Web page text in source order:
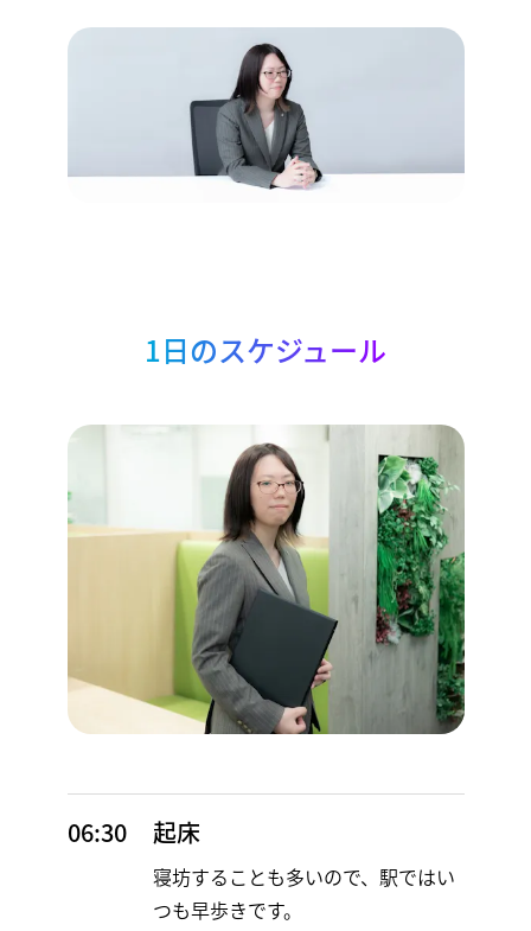
1日のスケジュール
06:30 起床
寝坊することも多いので、駅ではい
つも早歩きです。